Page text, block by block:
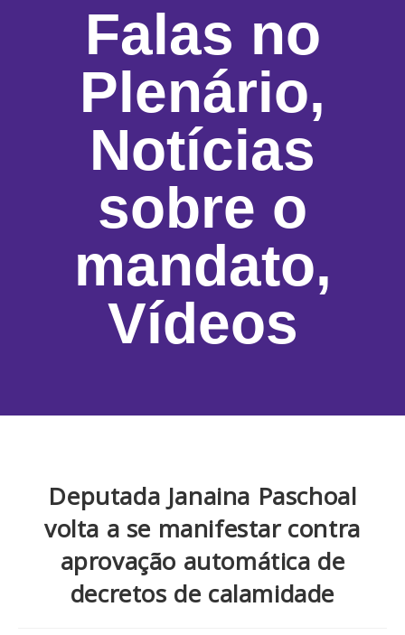
Falas no
Plenário,
Notícias
sobre o
mandato,
Vídeos
Deputada Janaina Paschoal
volta a se manifestar contra
aprovação automática de
decretos de calamidade